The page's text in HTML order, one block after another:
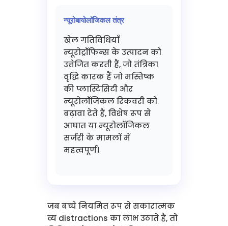
न्यूरोबायोलॉजिकल तंत्र
खेल गतिविधियाँ
न्यूरोट्रॉफिन्स के उत्पादन को
उत्तेजित करती हैं, जो तंत्रिका
वृद्धि कारक हैं जो मस्तिष्क
की प्लास्टिसिटी और
न्यूरोलॉजिकल रिकवरी को
बढ़ावा देते हैं, विशेष रूप से
आघात या न्यूरोलॉजिकल
सर्जरी के मामलों में
महत्वपूर्ण।
जब बच्चे नियमित रूप से सकारात्मक
व्य distractions का लाभ उठाते हैं, तो